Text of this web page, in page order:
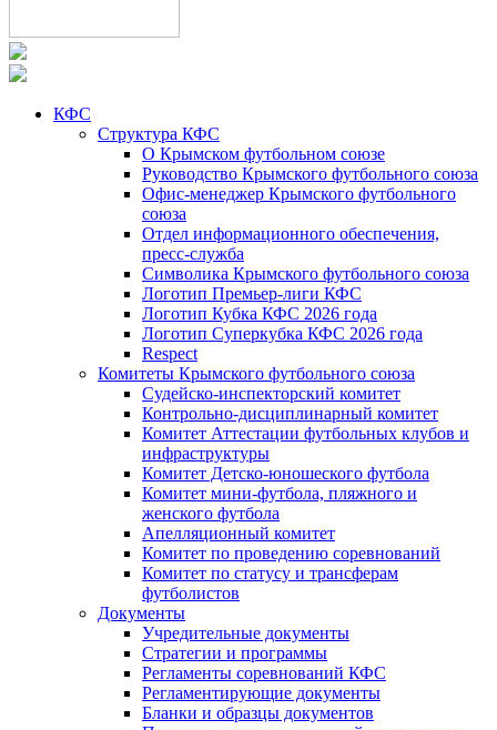
КФС
Структура КФС
О Крымском футбольном союзе
Руководство Крымского футбольного союза
Офис-менеджер Крымского футбольного
союза
Отдел информационного обеспечения,
пресс-служба
Символика Крымского футбольного союза
Логотип Премьер-лиги КФС
Логотип Кубка КФС 2026 года
Логотип Суперкубка КФС 2026 года
Respect
Комитеты Крымского футбольного союза
Судейско-инспекторский комитет
Контрольно-дисциплинарный комитет
Комитет Аттестации футбольных клубов и
инфраструктуры
Комитет Детско-юношеского футбола
Комитет мини-футбола, пляжного и
женского футбола
Апелляционный комитет
Комитет по проведению соревнований
Комитет по статусу и трансферам
футболистов
Документы
Учредительные документы
Стратегии и программы
Регламенты соревнований КФС
Регламентирующие документы
Бланки и образцы документов